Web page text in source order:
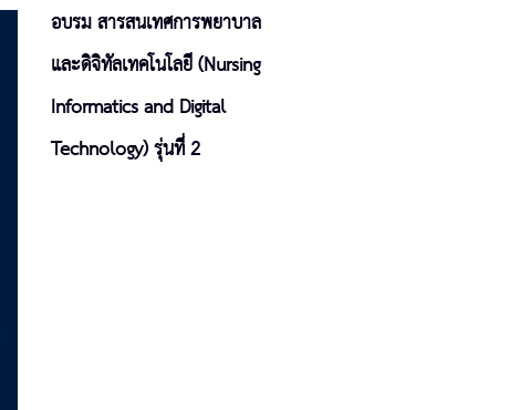
อบรม สารสนเทศการพยาบาล
และดิจิทัลเทคโนโลยี (Nursing
Informatics and Digital
Technology) รุ่นที่ 2